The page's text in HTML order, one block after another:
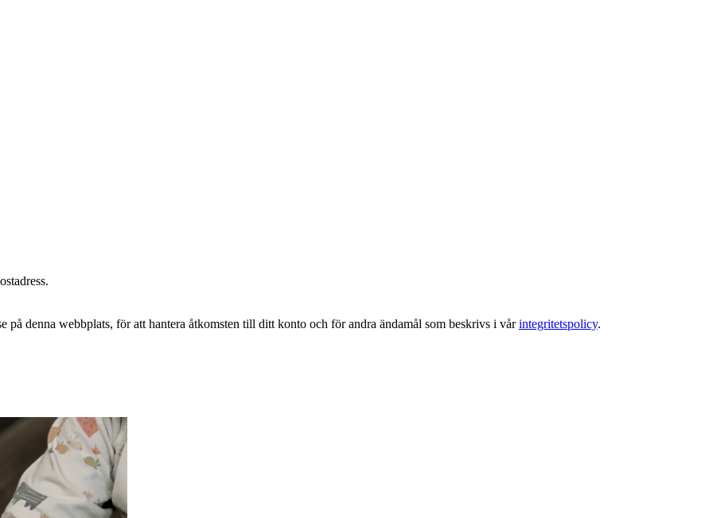
denna webbplats, för att hantera åtkomsten till ditt konto och för andra ändamål som beskrivs i vårintegritetspolicy.